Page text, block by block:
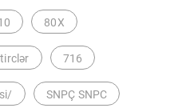
80X
716
SNPÇ SNPC